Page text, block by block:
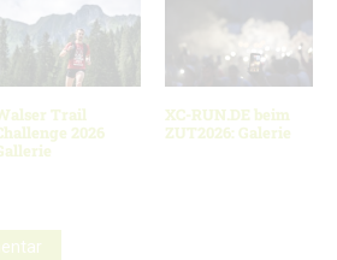
Trail
2026
XC-RUN.DE beim
ZUT2026: Galerie